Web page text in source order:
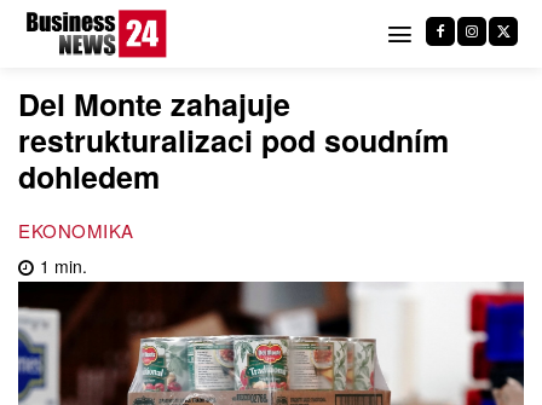
Del Monte zahajuje
restrukturalizaci pod soudním
dohledem
EKONOMIKA
1 min.